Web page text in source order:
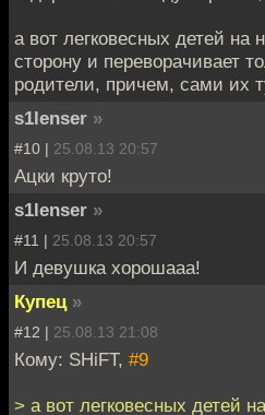
а вот легковесных детей на
сторону и переворачивает
родители, причем, сами их
s1lenser »
#10 | 25.08.13 20:57
Ацки круто!
s1lenser »
#11 | 25.08.13 20:57
И девушка хорошааа!
Купец »
#12 | 25.08.13 21:08
Кому: SHiFT, #9
> а вот легковесных детей